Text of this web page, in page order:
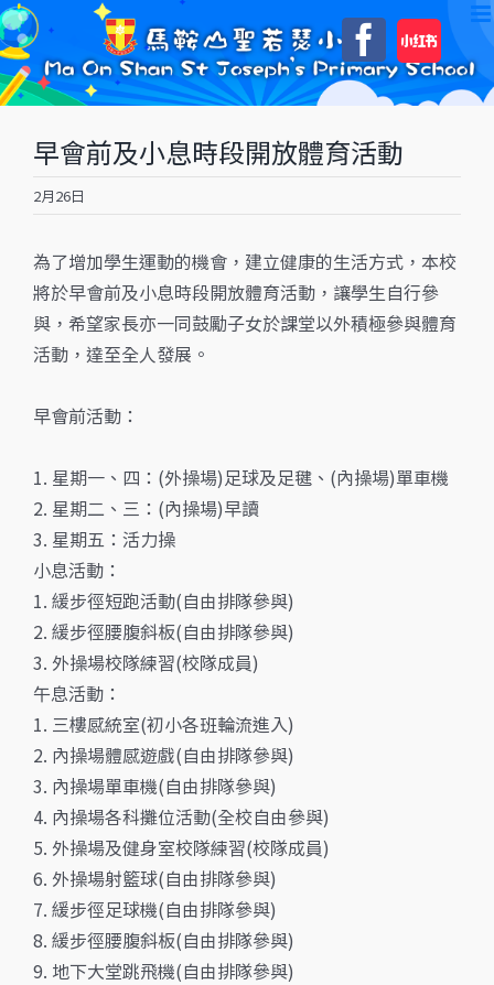
Skip
to
content
自
訂
早會前及小息時段開放體育活動
2月26日
為了增加學生運動的機會，建立健康的生活方式，本校
將於早會前及小息時段開放體育活動，讓學生自行參
與，希望家長亦一同鼓勵子女於課堂以外積極參與體育
活動，達至全人發展。
早會前活動：
1. 星期一、四：(外操場)足球及足毽、(內操場)單車機
2. 星期二、三：(內操場)早讀
3. 星期五：活力操
小息活動：
1. 緩步徑短跑活動(自由排隊參與)
2. 緩步徑腰腹斜板(自由排隊參與)
3. 外操場校隊練習(校隊成員)
午息活動：
1. 三樓感統室(初小各班輪流進入)
2. 內操場體感遊戲(自由排隊參與)
3. 內操場單車機(自由排隊參與)
4. 內操場各科攤位活動(全校自由參與)
5. 外操場及健身室校隊練習(校隊成員)
6. 外操場射籃球(自由排隊參與)
7. 緩步徑足球機(自由排隊參與)
8. 緩步徑腰腹斜板(自由排隊參與)
9. 地下大堂跳飛機(自由排隊參與)